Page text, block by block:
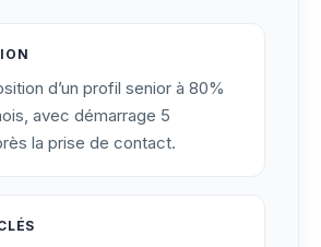
d’un profil senior à 80%
avec démarrage 5
la prise de contact.